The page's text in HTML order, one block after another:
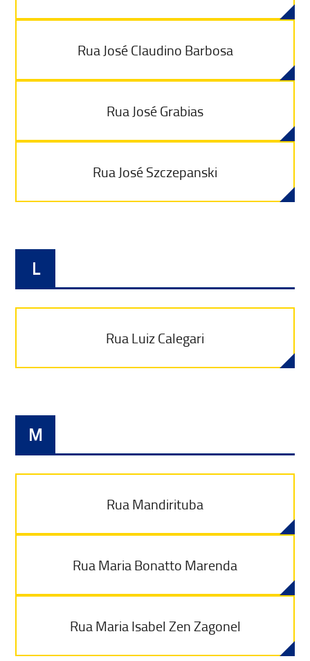
Rua José Claudino Barbosa
Rua José Grabias
Rua José Szczepanski
L
Rua Luiz Calegari
M
Rua Mandirituba
Rua Maria Bonatto Marenda
Rua Maria Isabel Zen Zagonel